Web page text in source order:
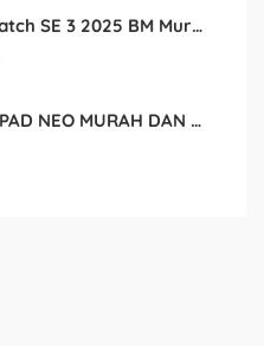
Jual Apple Watch SE 3 2025 BM Murah Dan original
JUAL APPLE IPAD NEO MURAH DAN ORIGINAL